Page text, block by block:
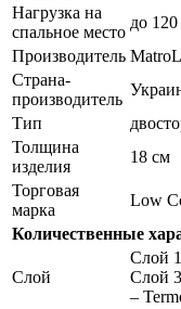
Нагрузка на
спальное место
до 120
Производитель
Страна-
производитель
Тип
Толщина
изделия
18 см
Торговая
марка
Low
Количественные
Слой
Слой
Слой
–